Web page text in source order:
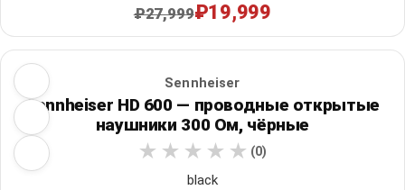
₽27,999₽19,999
Sennheiser
Sennheiser HD 600 — проводные открытые
наушники 300 Ом, чёрные
(0)
black